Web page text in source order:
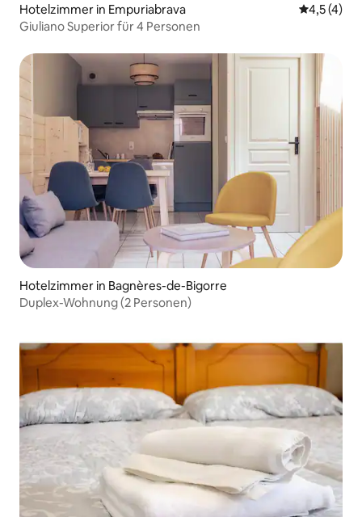
Hotelzimmer in Empuriabrava
4,5 (4)
Giuliano Superior für 4 Personen
Hotelzimmer in Bagnères-de-Bigorre
Duplex-Wohnung (2 Personen)